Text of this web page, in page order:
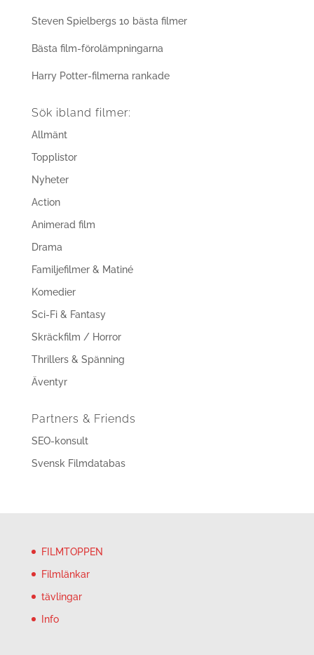
Steven Spielbergs 10 bästa filmer
Bästa film-förolämpningarna
Harry Potter-filmerna rankade
Sök ibland filmer:
Allmänt
Topplistor
Nyheter
Action
Animerad film
Drama
Familjefilmer & Matiné
Komedier
Sci-Fi & Fantasy
Skräckfilm / Horror
Thrillers & Spänning
Äventyr
Partners & Friends
SEO-konsult
Svensk Filmdatabas
FILMTOPPEN
Filmlänkar
tävlingar
Info